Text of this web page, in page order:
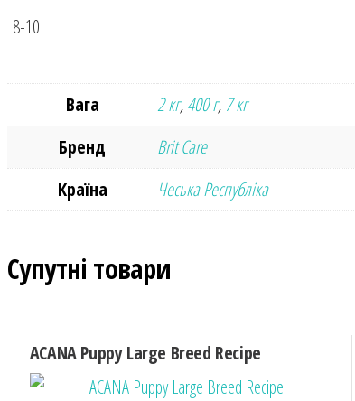
8-10
Вага 2 кг,400 г, 7 кг
Бренд
Brit Care
Країна
Чеська Республіка
Супутні товари
ACANA Puppy Large Breed Recipe